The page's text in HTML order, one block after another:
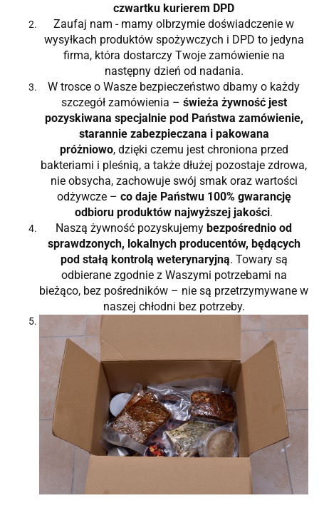
czwartku kurierem DPD
Zaufaj nam - mamy olbrzymie doświadczenie w
wysyłkach produktów spożywczych i DPD to jedyna
firma, która dostarczy Twoje zamówienie na
następny dzień od nadania.
W trosce o Wasze bezpieczeństwo dbamy o każdy
szczegół zamówienia – świeża żywność jest
pozyskiwana specjalnie pod Państwa zamówienie,
starannie zabezpieczana i pakowana
próżniowo, dzięki czemu jest chroniona przed
bakteriami i pleśnią, a także dłużej pozostaje zdrowa,
nie obsycha, zachowuje swój smak oraz wartości
odżywcze – co daje Państwu 100% gwarancję
odbioru produktów najwyższej jakości.
Naszą żywność pozyskujemy bezpośrednio od
sprawdzonych, lokalnych producentów, będących
pod stałą kontrolą weterynaryjną. Towary są
odbierane zgodnie z Waszymi potrzebami na
bieżąco, bez pośredników – nie są przetrzymywane w
naszej chłodni bez potrzeby.